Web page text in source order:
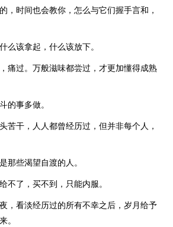
，时间也会教你，怎么与它们握手言和，
么该拿起，什么该放下。
痛过。万般滋味都尝过，才更加懂得成熟
的事多做。
苦干，人人都曾经历过，但并非每个人，
那些渴望自渡的人。
不了，买不到，只能内服。
，看淡经历过的所有不幸之后，岁月给予
。